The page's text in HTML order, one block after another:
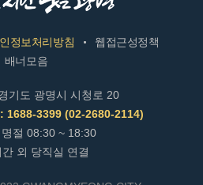
정보처리방침
웹접근성정책
배너모음
기도 광명시 시청로 20
1688-3399 (02-2680-2114)
명절 08:30 ~ 18:30
간 외 당직실 연결